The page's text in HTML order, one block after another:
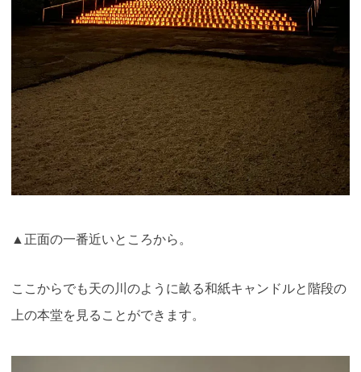
▲正面の一番近いところから。
ここからでも天の川のように畝る和紙キャンドルと階段の
上の本堂を見ることができます。